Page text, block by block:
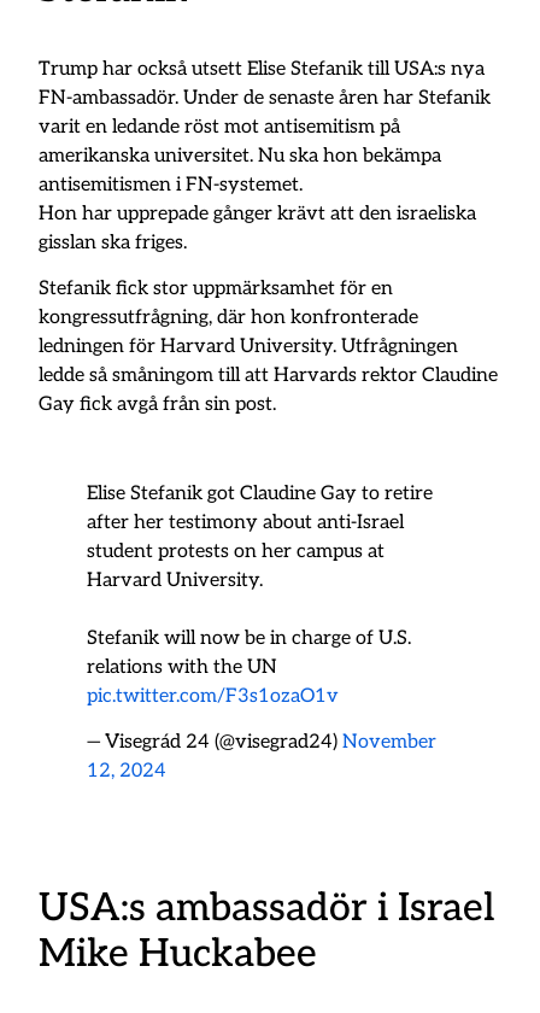
Trump har också utsett Elise Stefanik till USA:s nya
FN-ambassadör. Under de senaste åren har Stefanik
varit en ledande röst mot antisemitism på
amerikanska universitet. Nu ska hon bekämpa
antisemitismen i FN-systemet.
Hon har upprepade gånger krävt att den israeliska
gisslan ska friges.
Stefanik fick stor uppmärksamhet för en
kongressutfrågning, där hon konfronterade
ledningen för Harvard University. Utfrågningen
ledde så småningom till att Harvards rektor Claudine
Gay fick avgå från sin post.
Elise Stefanik got Claudine Gay to retire
after her testimony about anti-Israel
student protests on her campus at
Harvard University.
Stefanik will now be in charge of U.S.
relations with the UN
pic.twitter.com/F3s1ozaO1v
— Visegrád 24 (@visegrad24)November
12, 2024
USA:s ambassadör i Israel
Mike Huckabee